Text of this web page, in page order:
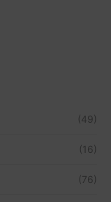
(49)
(16)
(76)